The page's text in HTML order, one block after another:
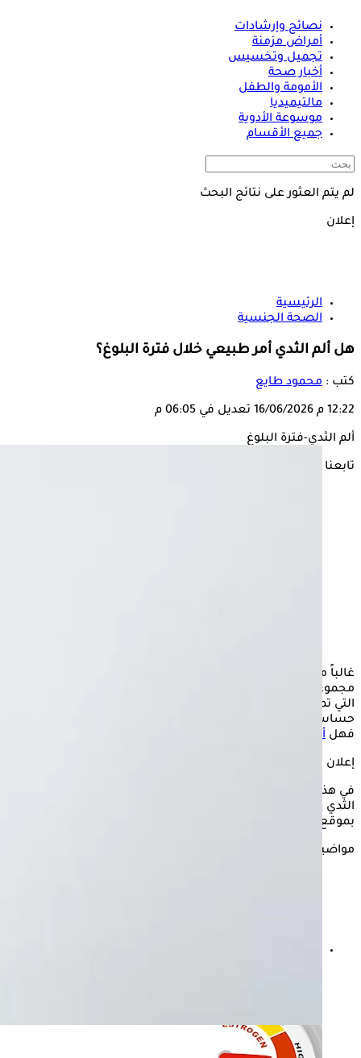
نصائح وإرشادات
أمراض مزمنة
تجميل وتخسيس
أخبار صحة
الأمومة والطفل
مالتيميديا
موسوعة الأدوية
جميع الأقسام
لم يتم العثور على نتائج البحث
إعلان
الرئيسية
الصحة الجنسية
هل ألم الثدي أمر طبيعي خلال فترة البلوغ؟
كتب : محمود طايع
12:22 م 16/06/2026 تعديل في 06:05 م
ألم الثدي-فترة البلوغ
تابعنا على
غالباً ما تكون
مجموعة من التغيرات الجسدية والنفسية، ومن بين هذه التغيرات
التي تمر بها العديد من الفتيات الصغيرات الشعور بألم أو
حساسية في الثديين، مما يثير القلق الشديد عند البعض منهن،
فهل ألم الثدي
إعلان
في هذه السطور يستعرض "الكونسلتو" كيف يمكن تخفيف آلام
الثدي خلال فترة البلوغ وهل هو أمر طبيعيًا؟- وذلك وفقًا لما جاء
بموقع only my health.
مواضيع ذات صلة